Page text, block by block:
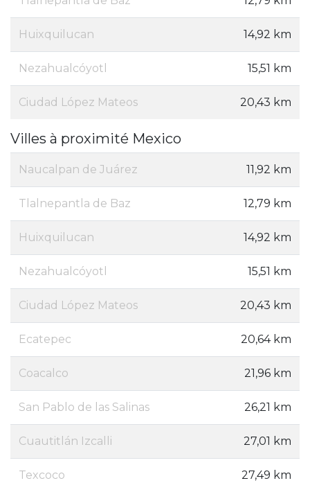
Huixquilucan 14,92 km
Nezahualcóyotl 15,51 km
Ciudad López Mateos 20,43 km
Villes à proximité Mexico
Naucalpan de Juárez 11,92 km
Tlalnepantla de Baz 12,79 km
Huixquilucan 14,92 km
Nezahualcóyotl 15,51 km
Ciudad López Mateos 20,43 km
Ecatepec 20,64 km
Coacalco 21,96 km
San Pablo de las Salinas 26,21 km
Cuautitlán Izcalli 27,01 km
Texcoco 27,49 km